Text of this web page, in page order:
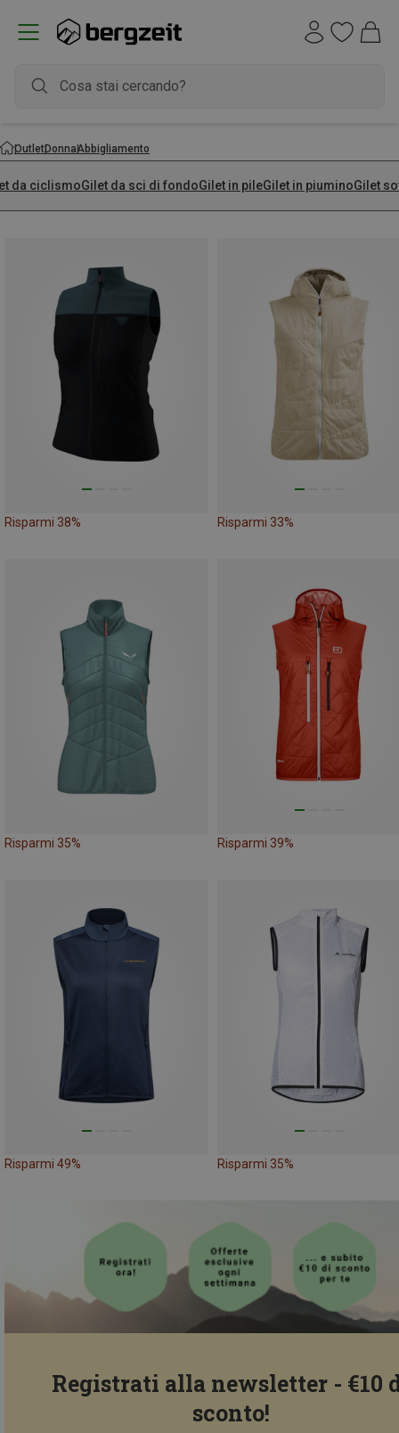
OutletDonnaAbbigliamento
da ciclismoGilet da sci di fondoGilet in pileGilet in piuminoGilet
Risparmi 38% Risparmi 33%
Risparmi 35% Risparmi 39%
Risparmi 49% Risparmi 35%
Registrati alla newsletter - €10
sconto!